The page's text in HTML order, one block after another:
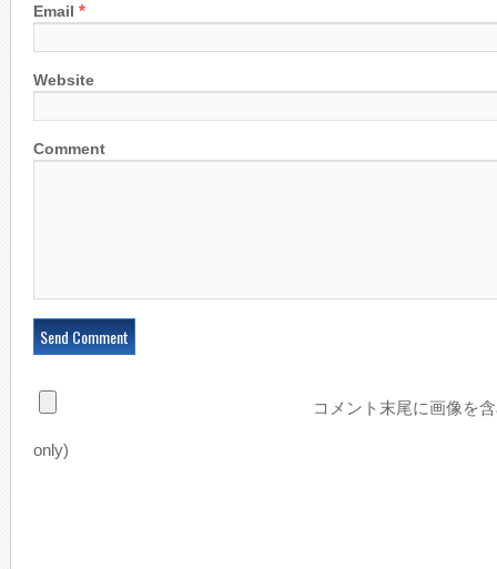
Email *
Website
Comment
コメント末尾に画像を
only)